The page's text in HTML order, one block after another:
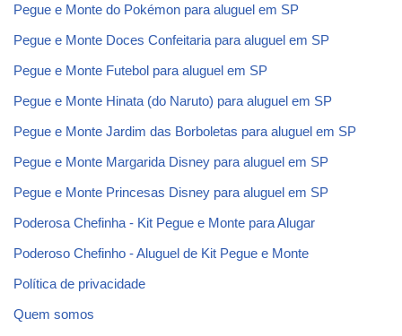
Pegue e Monte do Pokémon para aluguel em SP
Pegue e Monte Doces Confeitaria para aluguel em SP
Pegue e Monte Futebol para aluguel em SP
Pegue e Monte Hinata (do Naruto) para aluguel em SP
Pegue e Monte Jardim das Borboletas para aluguel em SP
Pegue e Monte Margarida Disney para aluguel em SP
Pegue e Monte Princesas Disney para aluguel em SP
Poderosa Chefinha - Kit Pegue e Monte para Alugar
Poderoso Chefinho - Aluguel de Kit Pegue e Monte
Política de privacidade
Quem somos